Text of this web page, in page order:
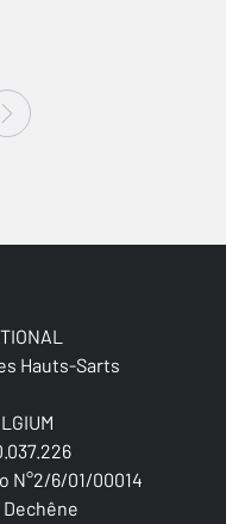
Hauts-Sarts
N°2/6/01/00014